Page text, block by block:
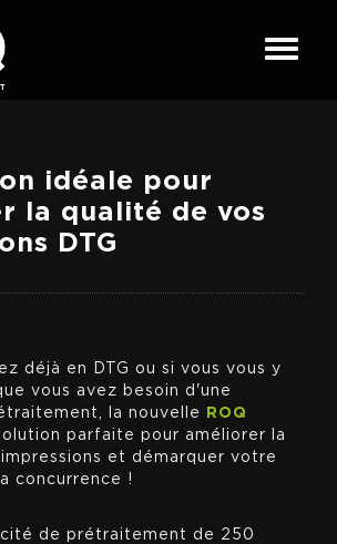
idéale pour
la qualité de vos
DTG
déjà en DTG ou si vous vous y
vous avez besoin d'une
la nouvelle
ROQ
parfaite pour améliorer la
et démarquer votre
concurrence !
de prétraitement de 250